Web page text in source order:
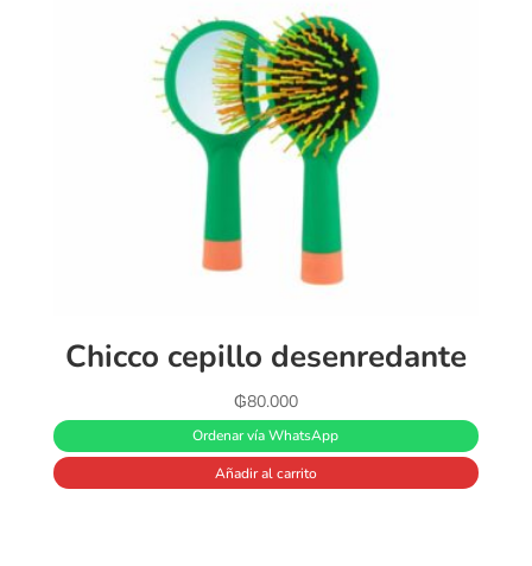
Chicco cepillo desenredante
₲80.000
Ordenar vía WhatsApp
Añadir al carrito